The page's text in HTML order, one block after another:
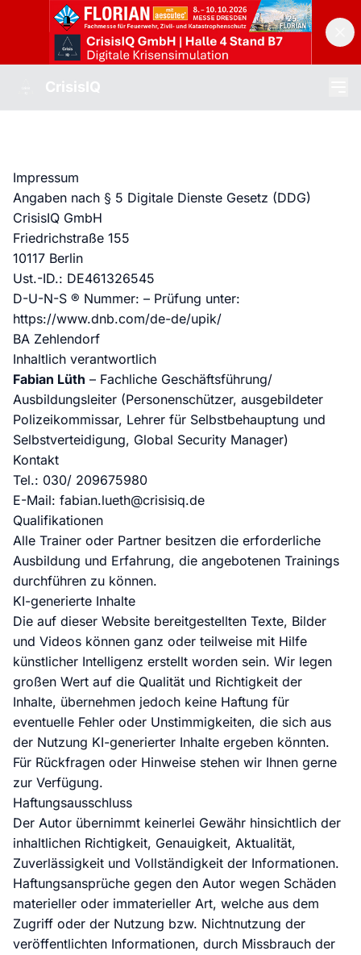
CrisisIQ
Impressum
Angaben nach § 5 Digitale Dienste Gesetz (DDG)
CrisisIQ GmbH
Friedrichstraße 155
10117 Berlin
Ust.-ID.: DE461326545
D-U-N-S ® Nummer: – Prüfung unter:
https://www.dnb.com/de-de/upik/
BA Zehlendorf
Inhaltlich verantwortlich
Fabian Lüth – Fachliche Geschäftsführung/
Ausbildungsleiter (Personenschützer, ausgebildeter
Polizeikommissar, Lehrer für Selbstbehauptung und
Selbstverteidigung, Global Security Manager)
Kontakt
Tel.: 030/ 209675980
E-Mail: fabian.lueth@crisisiq.de
Qualifikationen
Alle Trainer oder Partner besitzen die erforderliche
Ausbildung und Erfahrung, die angebotenen Trainings
durchführen zu können.
KI-generierte Inhalte
Die auf dieser Website bereitgestellten Texte, Bilder
und Videos können ganz oder teilweise mit Hilfe
künstlicher Intelligenz erstellt worden sein. Wir legen
großen Wert auf die Qualität und Richtigkeit der
Inhalte, übernehmen jedoch keine Haftung für
eventuelle Fehler oder Unstimmigkeiten, die sich aus
der Nutzung KI-generierter Inhalte ergeben könnten.
Für Rückfragen oder Hinweise stehen wir Ihnen gerne
zur Verfügung.
Haftungsausschluss
Der Autor übernimmt keinerlei Gewähr hinsichtlich der
inhaltlichen Richtigkeit, Genauigkeit, Aktualität,
Zuverlässigkeit und Vollständigkeit der Informationen.
Haftungsansprüche gegen den Autor wegen Schäden
materieller oder immaterieller Art, welche aus dem
Zugriff oder der Nutzung bzw. Nichtnutzung der
veröffentlichten Informationen, durch Missbrauch der